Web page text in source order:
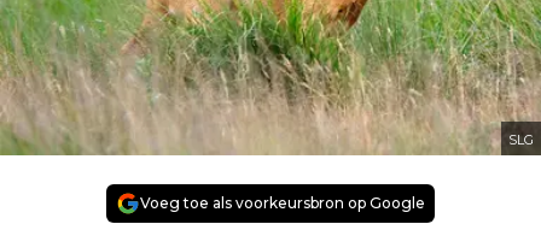
SLG
Voeg toe als voorkeursbron op Google